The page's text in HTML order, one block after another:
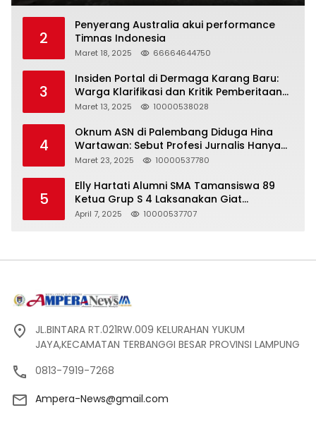
2
Penyerang Australia akui performance
Timnas Indonesia
Maret 18, 2025 66664644750
3
Insiden Portal di Dermaga Karang Baru:
Warga Klarifikasi dan Kritik Pemberitaan
yang Tidak Akurat
Maret 13, 2025 10000538028
4
Oknum ASN di Palembang Diduga Hina
Wartawan: Sebut Profesi Jurnalis Hanya
Seharga 2 Liter Bensin, Berujung Dugaan
Maret 23, 2025 10000537780
5
Elly Hartati Alumni SMA Tamansiswa 89
Ketua Grup S 4 Laksanakan Giat
Silaturahmi
April 7, 2025 10000537707
JL.BINTARA RT.021RW.009 KELURAHAN YUKUM
JAYA,KECAMATAN TERBANGGI BESAR PROVINSI LAMPUNG
0813-7919-7268
Ampera-News@gmail.com